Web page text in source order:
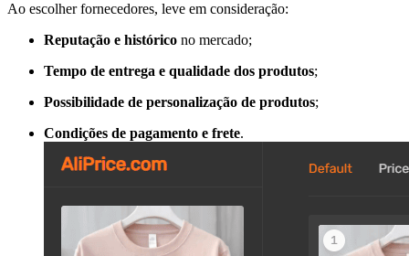
Ao escolher fornecedores, leve em consideração:
Reputação e histórico no mercado;
Tempo de entrega e qualidade dos produtos;
Possibilidade de personalização de produtos;
Condições de pagamento e frete.